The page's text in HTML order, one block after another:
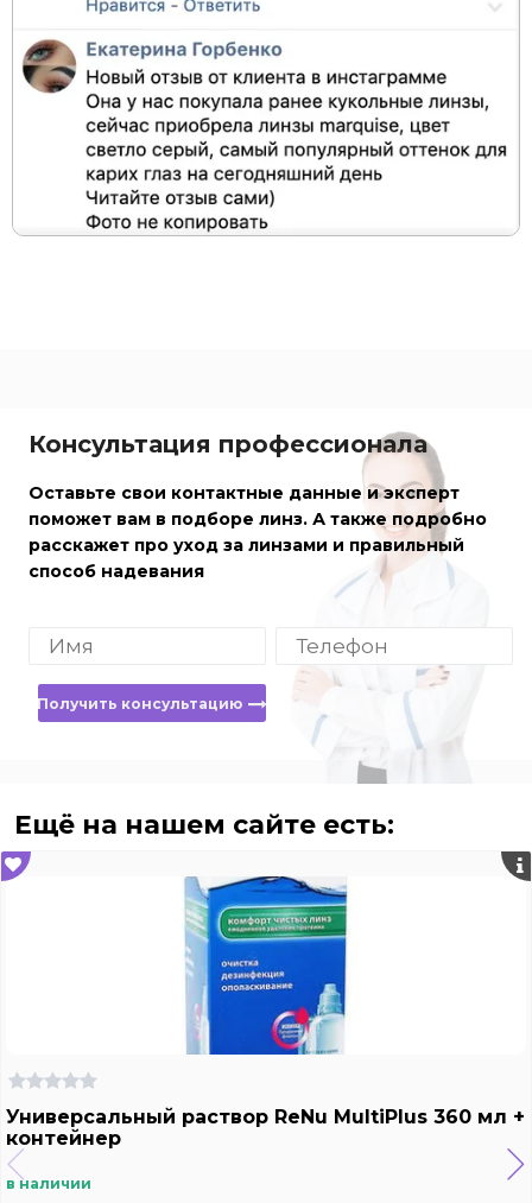
Консультация профессионала
Оставьте свои контактные данные и эксперт
поможет вам в подборе линз. А также подробно
расскажет про уход за линзами и правильный
способ надевания
Получить консультацию
Ещё на нашем сайте есть:
Универсальный раствор ReNu MultiPlus 360 мл +
контейнер
в наличии